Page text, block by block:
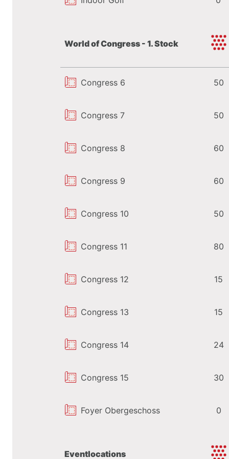
8 Eventlocations
Räumlichkeiten
450 ha Gelände
18-Loch Golfplatz mit Driving
3.000 m² Vivid
350 m² Fitnesscenter
Rahmenprogramm
Fahrtechnikzentrum
Lassen sie sich bei einem
World of Congress - 1. Stock
Congress 6 50
Congress 7 50
Congress 8 60
Congress 9 60
Congress 10 50
Congress 11 80
Congress 12 15
Congress 13 15
Congress 14 24
Congress 15 30
Foyer Obergeschoss 0
Eventlocations